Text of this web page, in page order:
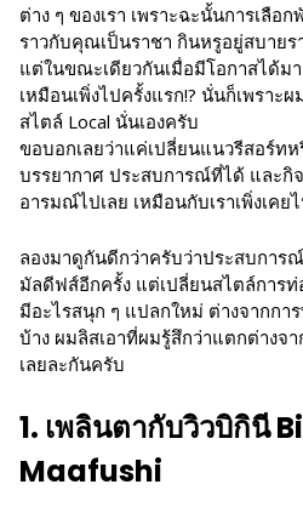
ต่าง ๆ ของเรา เพราะฉะนั้นการเลื
ราวกับคุณเป็นราชา กินหรูอยู่สบาย
แต่ในขณะเดียวกันเมื่อมีโอกาสได้มา
เหมือนเพิ่งไปครั้งแรก!? นั่นก็เพราะ
สไตล์ Local นั่นเองครับ
ขอบอกเลยว่าแค่เปลี่ยนแนวรีสอร์ท
บรรยากาศ ประสบการณ์ที่ได้ และกิ
อารมณ์ไปเลย เหมือนกับเราเพิ่งเค
ลองมาดูกันดีกว่าครับว่าประสบการ
มัลดีฟส์อีกครั้ง แต่เปลี่ยนสไตล์การท่
มีอะไรสนุก ๆ แปลกใหม่ ต่างจากกา
บ้าง ผมลิสเอาที่ผมรู้สึกว่าแตกต่างจ
เลยละกันครับ
1. เพลินตากับวิวบิกินี
Maafushi